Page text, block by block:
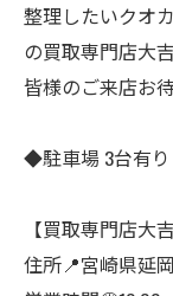
整理したいクオ
の買取専門店大
皆様のご来店お
◆駐車場 3台有
【買取専門店大
住所📍宮崎県延